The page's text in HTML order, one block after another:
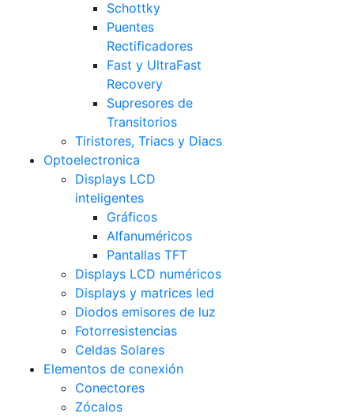
Schottky
Puentes
Rectificadores
Fast y UltraFast
Recovery
Supresores de
Transitorios
Tiristores, Triacs y Diacs
Optoelectronica
Displays LCD
inteligentes
Gráficos
Alfanuméricos
Pantallas TFT
Displays LCD numéricos
Displays y matrices led
Diodos emisores de luz
Fotorresistencias
Celdas Solares
Elementos de conexión
Conectores
Zócalos